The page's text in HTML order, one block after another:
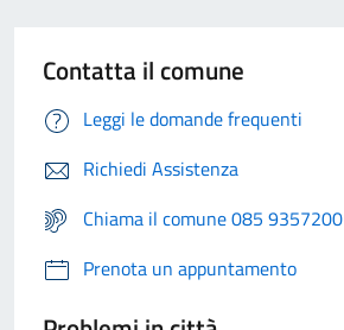
Contatta il comune
Leggi le domande frequenti
Richiedi Assistenza
Chiama il comune 085 9357200
Prenota un appuntamento